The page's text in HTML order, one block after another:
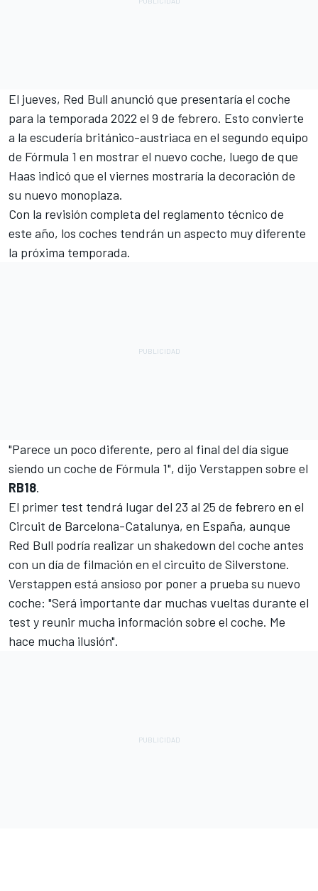
El jueves, Red Bull anunció que presentaría el coche
para la temporada 2022 el 9 de febrero. Esto convierte
a la escudería británico-austriaca en el segundo equipo
de Fórmula 1 en mostrar el nuevo coche, luego de que
Haas indicó que el viernes mostraría la decoración de
su nuevo monoplaza.
Con la revisión completa del reglamento técnico de
este año, los coches tendrán un aspecto muy diferente
la próxima temporada.
"Parece un poco diferente, pero al final del día sigue
siendo un coche de Fórmula 1", dijo Verstappen sobre el
RB18.
El primer test tendrá lugar del 23 al 25 de febrero en el
Circuit de Barcelona-Catalunya, en España, aunque
Red Bull podría realizar un shakedown del coche antes
con un día de filmación en el circuito de Silverstone.
Verstappen está ansioso por poner a prueba su nuevo
coche: "Será importante dar muchas vueltas durante el
test y reunir mucha información sobre el coche. Me
hace mucha ilusión".